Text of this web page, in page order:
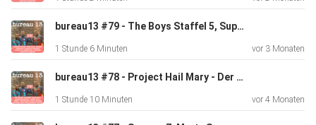
18:54 The Boys Staffel 5
23:56 Beef
bureau13 #79 - The Boys Staffel 5, Super Mario Galaxy Movie, Scrubs S10, They will kill you, Shrinking S3, Star Wars: Maul - Shadow Lord, Only Margo, Frankenstein, Kipchoge: Last Milestone
1 Stunde 6 Minuten vor 3 Monaten
bureau13 #78 - Project Hail Mary - Der Astronaut, Rooster, Dare Devil Born again S2, Invincible S4, Reacher, Kacken an der Havel, Zoomania 2, Father Mother Sister Brother, Gelbe Briefe, Time Bandids
1 Stunde 10 Minuten vor 4 Monaten